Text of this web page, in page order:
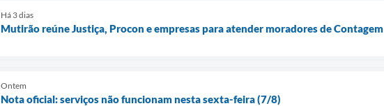
Há 3 dias
Mutirão reúne Justiça, Procon e empresas para atender moradores de Contagem
Ontem
Nota oficial: serviços não funcionam nesta sexta-feira (7/8)